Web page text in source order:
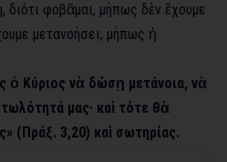
φοβᾶμαι, μήπως δὲν ἔχουμε
μετανοήσει, μήπως ἡ
ὁ Κύριος νὰ δώσῃ μετάνοια, νὰ
μας· καὶ τότε θὰ
(Πράξ. 3,20) καὶ σωτηρίας.